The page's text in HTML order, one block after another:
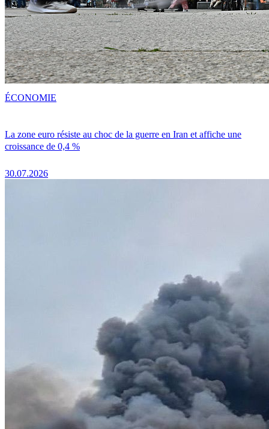
La zone euro résiste au choc de la guerre en Iran et affiche une
croissance de 0,4 %
30.07.2026
ÉCONOMIE